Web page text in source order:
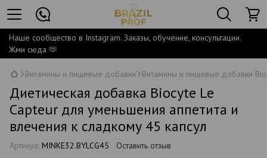
Наше сообщество в Instagram. Заказы, обучение, консультации.
Жми сюда 🫶
Витамины и пищевые добавки Витамины и пищевые добавки
Диетическая добавка Biocyte Le
Capteur для уменьшения аппетита и
влечения к сладкому 45 капсул
Артикул: MINKE32.BYLCG45 Оставить отзыв